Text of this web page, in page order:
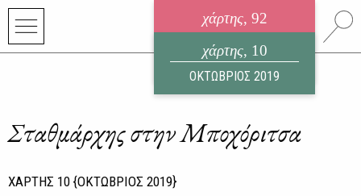
χάρτης, 92
ηλεκτρονικό περιοδικό
ΑΥΓΟΥΣΤΟΣ 2026
χάρτης, 10
ΟΚΤΩΒΡΙΟΣ 2019
Σταθμάρχης στην Μποχόριτσα
ΧΑΡΤΗΣ 10 {ΟΚΤΩΒΡΙΟΣ 2019}